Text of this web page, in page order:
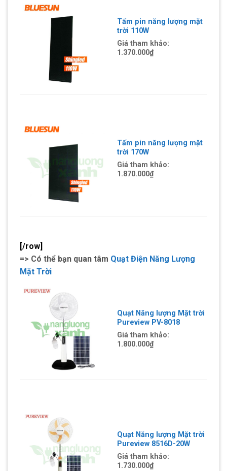
Tấm pin năng lượng mặt
trời 110W
Giá tham khảo:
1.370.000₫
Tấm pin năng lượng mặt
trời 170W
Giá tham khảo:
1.870.000₫
[/row]
=> Có thể bạn quan tâm Quạt Điện Năng Lượng
Mặt Trời
Quạt Năng lượng Mặt trời
Pureview PV-8018
Giá tham khảo:
1.800.000₫
Quạt Năng lượng Mặt trời
Pureview 8516D-20W
Giá tham khảo:
1.730.000₫